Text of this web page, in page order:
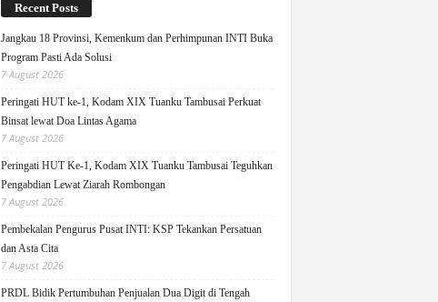
Recent Posts
Jangkau 18 Provinsi, Kemenkum dan Perhimpunan INTI Buka
Program Pasti Ada Solusi
7 August 2026
Peringati HUT ke-1, Kodam XIX Tuanku Tambusai Perkuat
Binsat lewat Doa Lintas Agama
7 August 2026
Peringati HUT Ke-1, Kodam XIX Tuanku Tambusai Teguhkan
Pengabdian Lewat Ziarah Rombongan
7 August 2026
Pembekalan Pengurus Pusat INTI: KSP Tekankan Persatuan
dan Asta Cita
7 August 2026
PRDL Bidik Pertumbuhan Penjualan Dua Digit di Tengah